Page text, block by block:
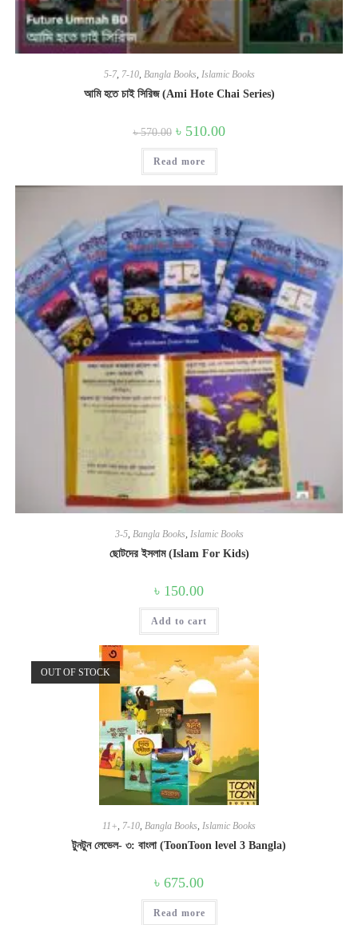
5-7, 7-10, Bangla Books, Islamic Books
আমি হতে চাই সিরিজ (Ami Hote Chai Series)
৳570.00 Original
price
was:
৳ 570.00.
৳ 510.00Current
Read more
3-5, Bangla Books, Islamic Books
ছোটদের ইসলাম (Islam For Kids)
৳ 150.00
Add to cart
OUT OF STOCK
11+ 7-10 Bangla Books Islamic Books
টুনটুন লেভেল- ৩: বাংলা (ToonToon level 3 Bangla)
৳ 675.00
Read more